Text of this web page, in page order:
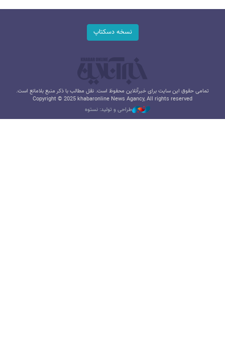
نسخه دسکتاپ
تمامی حقوق این سایت برای خبرآنلاین محفوظ است. نقل مطالب با ذکر منبع بلامانع است.
Copyright © 2025 khabaronline News Agancy, All rights reserved
طراحی و تولید: نستوه